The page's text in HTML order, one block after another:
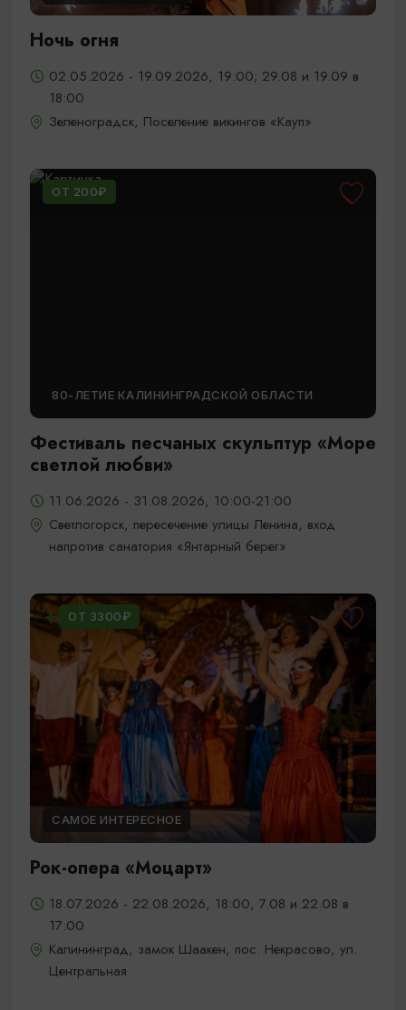
Ночь огня
02.05.2026 - 19.09.2026, 19:00; 29.08 и 19.09 в
18:00
Зеленоградск, Поселение викингов «Кауп»
ОТ 200₽
80-ЛЕТИЕ КАЛИНИНГРАДСКОЙ ОБЛАСТИ
Фестиваль песчаных скульптур «Море
светлой любви»
11.06.2026 - 31.08.2026, 10:00-21:00
Светлогорск, пересечение улицы Ленина, вход
напротив санатория «Янтарный берег»
ОТ 3300₽
САМОЕ ИНТЕРЕСНОЕ
Рок-опера «Моцарт»
18.07.2026 - 22.08.2026, 18:00, 7.08 и 22.08 в
17:00
Калининград, замок Шаакен, пос. Некрасово, ул.
Центральная